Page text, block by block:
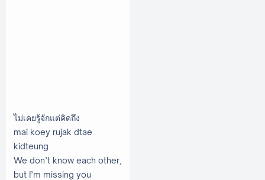
ไม่เคยรู้จักแต่คิดถึง
mai koey rujak dtae
kidteung
We don’t know each other,
but I’m missing you